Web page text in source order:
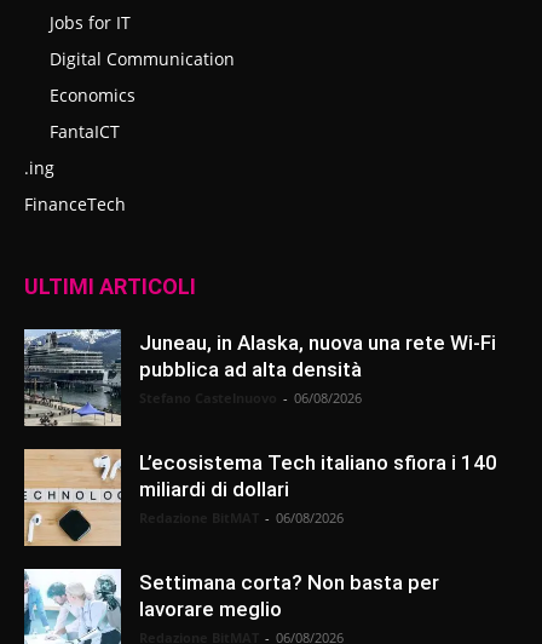
Jobs for IT
Digital Communication
Economics
FantaICT
.ing
FinanceTech
ULTIMI ARTICOLI
Juneau, in Alaska, nuova una rete Wi-Fi
pubblica ad alta densità
- 06/08/2026
L’ecosistema Tech italiano sfiora i 140
miliardi di dollari
- 06/08/2026
Settimana corta? Non basta per
lavorare meglio
- 06/08/2026